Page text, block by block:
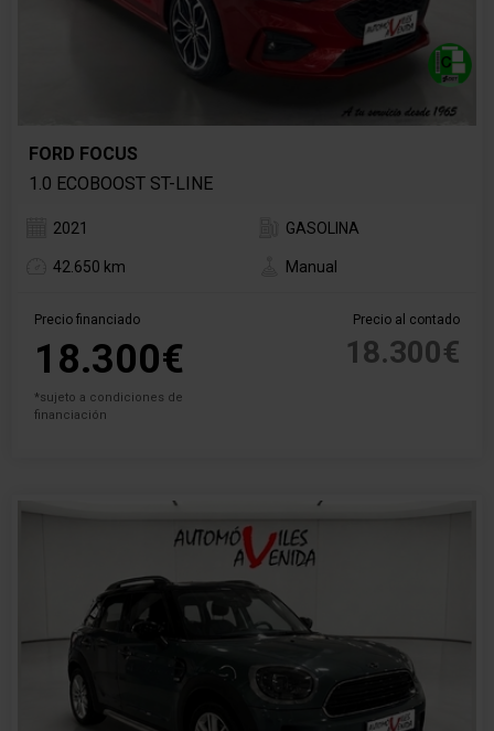
FORD FOCUS
1.0 ECOBOOST ST-LINE
2021 GASOLINA
42.650 km Manual
Precio financiado
18.300€
*sujeto a condiciones de
financiación
Precio al contado
18.300€